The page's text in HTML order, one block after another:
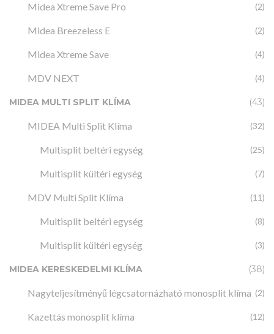
Midea Xtreme Save Pro (2)
Midea Breezeless E (2)
Midea Xtreme Save (4)
MDV NEXT (4)
MIDEA MULTI SPLIT KLÍMA (43)
MIDEA Multi Split Klíma (32)
Multisplit beltéri egység (25)
Multisplit kültéri egység (7)
MDV Multi Split Klíma (11)
Multisplit beltéri egység (8)
Multisplit kültéri egység (3)
MIDEA KERESKEDELMI KLÍMA (38)
Nagyteljesítményű légcsatornázható monosplit klíma (2)
Kazettás monosplit klíma (12)